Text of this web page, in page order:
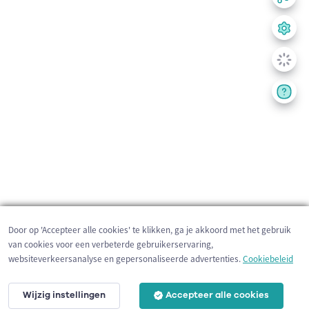
5 km
Door op 'Accepteer alle cookies' te klikken, ga je akkoord met het gebruik
van cookies voor een verbeterde gebruikerservaring,
websiteverkeersanalyse en gepersonaliseerde advertenties.Cookiebeleid
Wijzig instellingen Accepteer alle cookies